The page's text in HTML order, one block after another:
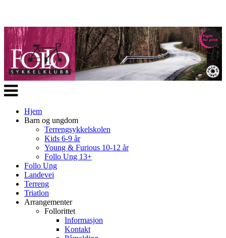
Veksle
navigasjon
Hjem
Barn og ungdom
Terrengsykkelskolen
Kids 6-9 år
Young & Furious 10-12 år
Follo Ung 13+
Follo Ung
Landevei
Terreng
Triatlon
Arrangementer
Follorittet
Informasjon
Kontakt